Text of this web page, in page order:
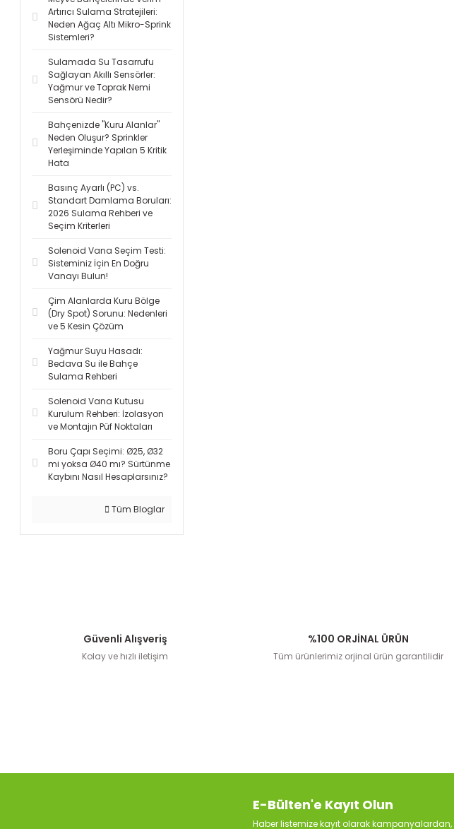
Artırıcı Sulama Stratejileri:
Neden Ağaç Altı Mikro-Sprink
Sistemleri?
Sulamada Su Tasarrufu
Sağlayan Akıllı Sensörler:
Yağmur ve Toprak Nemi
Sensörü Nedir?
Bahçenizde "Kuru Alanlar"
Neden Oluşur? Sprinkler
Yerleşiminde Yapılan 5 Kritik
Hata
Basınç Ayarlı (PC) vs.
Standart Damlama Boruları:
2026 Sulama Rehberi ve
Seçim Kriterleri
Solenoid Vana Seçim Testi:
Sisteminiz İçin En Doğru
Vanayı Bulun!
Çim Alanlarda Kuru Bölge
(Dry Spot) Sorunu: Nedenleri
ve 5 Kesin Çözüm
Yağmur Suyu Hasadı:
Bedava Su ile Bahçe
Sulama Rehberi
Solenoid Vana Kutusu
Kurulum Rehberi: İzolasyon
ve Montajın Püf Noktaları
Boru Çapı Seçimi: Ø25, Ø32
mi yoksa Ø40 mı? Sürtünme
Kaybını Nasıl Hesaplarsınız?
Tüm Bloglar
Güvenli Alışveriş
Kolay ve hızlı iletişim
%100 ORJİNAL ÜRÜN
Tüm ürünlerimiz orjinal ürün garantilidir
E-Bülten'e Kayıt Olun
Haber listemize kayıt olarak kampanyalardan,